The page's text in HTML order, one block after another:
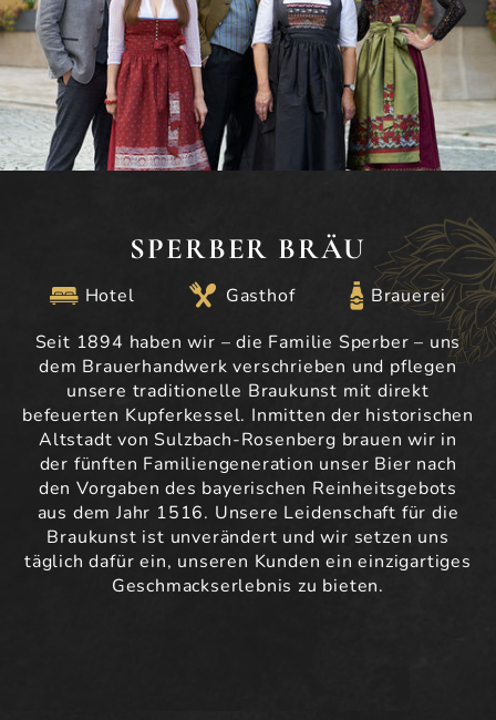
SPERBER BRÄU
Hotel Gasthof
Brauerei
Seit 1894 haben wir – die Familie Sperber – uns
dem Brauerhandwerk verschrieben und pflegen
unsere traditionelle Braukunst mit direkt
befeuerten Kupferkessel. Inmitten der historischen
Altstadt von Sulzbach-Rosenberg brauen wir in
der fünften Familiengeneration unser Bier nach
den Vorgaben des bayerischen Reinheitsgebots
aus dem Jahr 1516. Unsere Leidenschaft für die
Braukunst ist unverändert und wir setzen uns
täglich dafür ein, unseren Kunden ein einzigartiges
Geschmackserlebnis zu bieten.